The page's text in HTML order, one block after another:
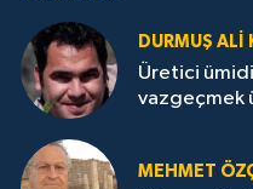
DURMUŞ ALI
Üretici
vazgeçmek
MEHMET